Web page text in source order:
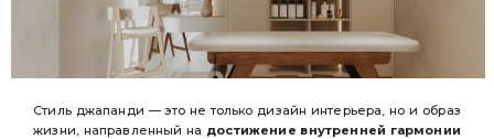
Стиль джапанди — это не только дизайн интерьера, но и образ
жизни, направленный на достижение внутренней гармонии